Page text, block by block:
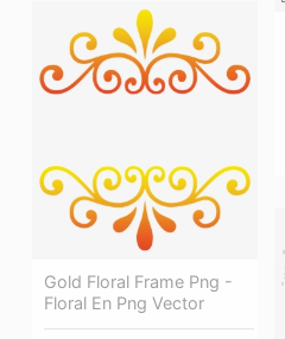
Gold Floral Frame Png -
Floral En Png Vector